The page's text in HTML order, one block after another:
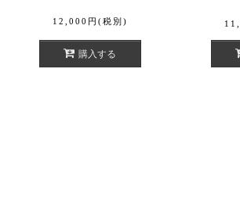
12,000 円 (税別)
購入する